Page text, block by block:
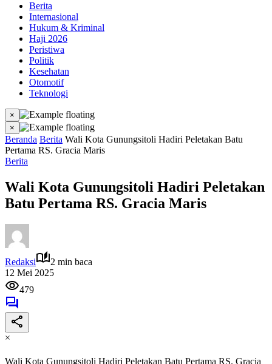
Berita
Internasional
Hukum & Kriminal
Haji 2026
Peristiwa
Politik
Kesehatan
Otomotif
Teknologi
×
×
Beranda Berita Wali Kota Gunungsitoli Hadiri Peletakan Batu
Pertama RS. Gracia Maris
Berita
Wali Kota Gunungsitoli Hadiri Peletakan
Batu Pertama RS. Gracia Maris
Redaksi
2 min baca
12 Mei 2025
479
×
Wali Kota Gunungsitoli Hadiri Peletakan Batu Pertama RS. Gracia